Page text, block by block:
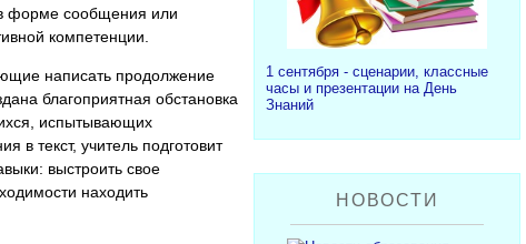
форме сообщения или
компетенции.
написать продолжение
благоприятная обстановка
испытывающих
текст, учитель подготовит
выстроить свое
находить
1 сентября - сценарии, классные
часы и презентации на День
Знаний
НОВОСТИ